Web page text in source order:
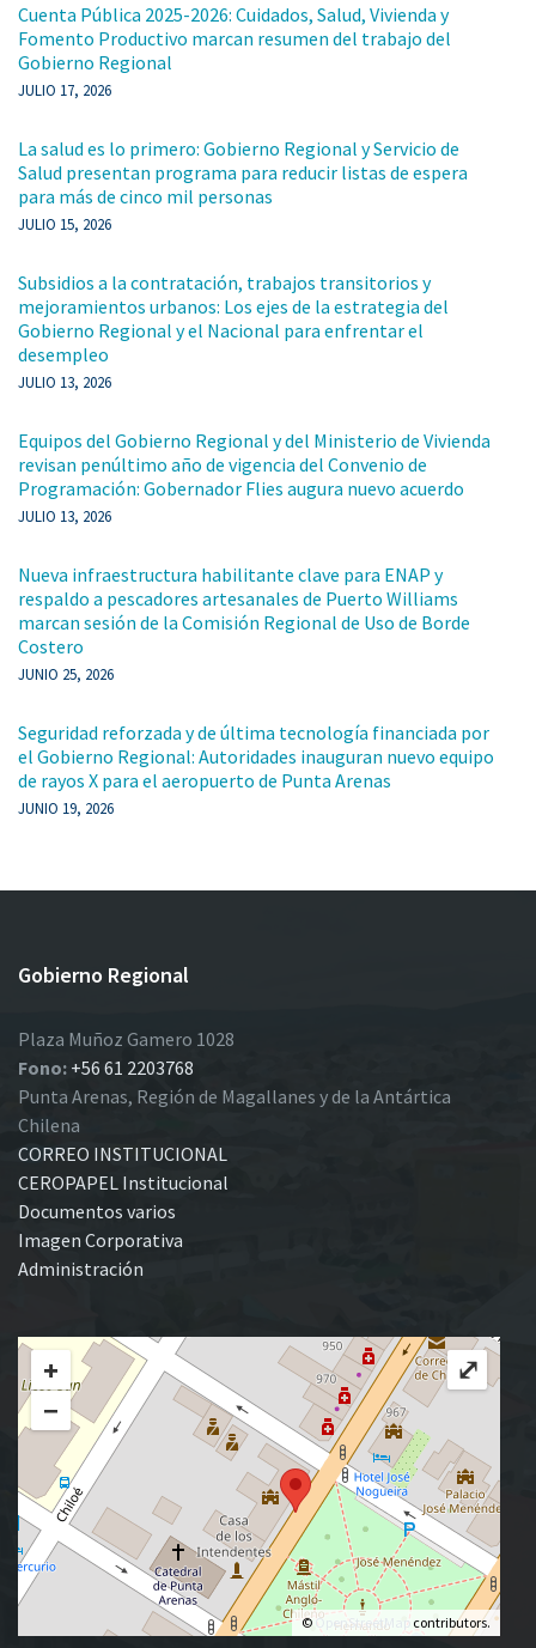
Cuenta Pública 2025-2026: Cuidados, Salud, Vivienda y
Fomento Productivo marcan resumen del trabajo del
Gobierno Regional
JULIO 17, 2026
La salud es lo primero: Gobierno Regional y Servicio de
Salud presentan programa para reducir listas de espera
para más de cinco mil personas
JULIO 15, 2026
Subsidios a la contratación, trabajos transitorios y
mejoramientos urbanos: Los ejes de la estrategia del
Gobierno Regional y el Nacional para enfrentar el
desempleo
JULIO 13, 2026
Equipos del Gobierno Regional y del Ministerio de Vivienda
revisan penúltimo año de vigencia del Convenio de
Programación: Gobernador Flies augura nuevo acuerdo
JULIO 13, 2026
Nueva infraestructura habilitante clave para ENAP y
respaldo a pescadores artesanales de Puerto Williams
marcan sesión de la Comisión Regional de Uso de Borde
Costero
JUNIO 25, 2026
Seguridad reforzada y de última tecnología financiada por
el Gobierno Regional: Autoridades inauguran nuevo equipo
de rayos X para el aeropuerto de Punta Arenas
JUNIO 19, 2026
Gobierno Regional
Plaza Muñoz Gamero 1028
Fono: +56 61 2203768
Punta Arenas, Región de Magallanes y de la Antártica
Chilena
CORREO INSTITUCIONAL
CEROPAPEL Institucional
Documentos varios
Imagen Corporativa
Administración
+
−
© OpenStreetMap contributors.
⤢